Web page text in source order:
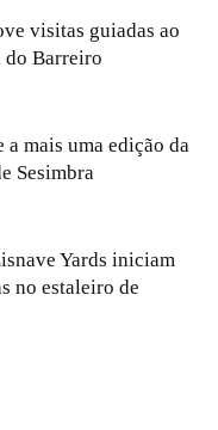
visitas guiadas ao
do Barreiro
a mais uma edição da
Sesimbra
Yards iniciam
no estaleiro de